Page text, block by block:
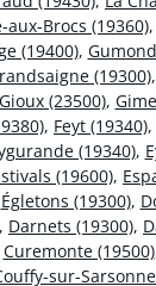
aux-Brocs (19360),
(19400),
(19300),
Gioux (23500),
, Feyt (19340),
(19340),
(19600),
Égletons (19300),
, Darnets (19300),
Curemonte (19500)
sur-